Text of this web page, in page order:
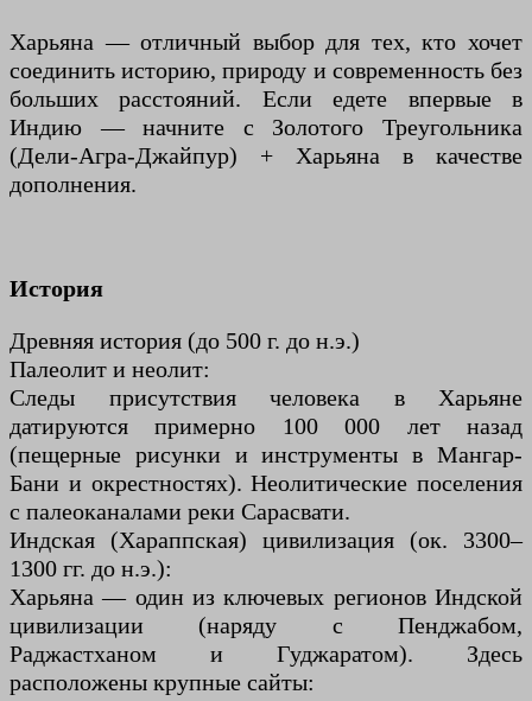
Харьяна — отличный выбор для тех, кто хочет
соединить историю, природу и современность без
больших расстояний. Если едете впервые в
Индию — начните с Золотого Треугольника
(Дели-Агра-Джайпур) + Харьяна в качестве
дополнения.
История
Древняя история (до 500 г. до н.э.)
Палеолит и неолит:
Следы присутствия человека в Харьяне
датируются примерно 100 000 лет назад
(пещерные рисунки и инструменты в Мангар-
Бани и окрестностях). Неолитические поселения
с палеоканалами реки Сарасвати.
Индская (Хараппская) цивилизация (ок. 3300–
1300 гг. до н.э.):
Харьяна — один из ключевых регионов Индской
цивилизации (наряду с Пенджабом,
Раджастханом и Гуджаратом). Здесь
расположены крупные сайты: